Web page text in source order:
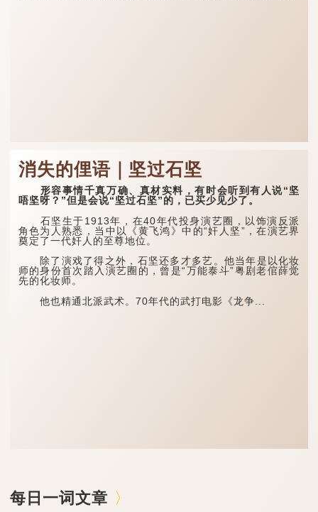
消失的俚语｜坚过石坚
形容事情千真万确、真材实料，有时会听到有人说“坚
唔坚呀？”但是会说“坚过石坚”的，已买少见少了。
石坚生于1913年，在40年代投身演艺圈，以饰演反派
角色为人熟悉，当中以《黄飞鸿》中的“奸人坚”，在演艺界
奠定了一代奸人的至尊地位。
除了演戏了得之外，石坚还多才多艺。他当年是以化妆
师的身份首次踏入演艺圈的，曾是“万能泰斗”粤剧老倌薛觉
先的化妆师。
他也精通北派武术。70年代的武打电影《龙争...
每日一词文章